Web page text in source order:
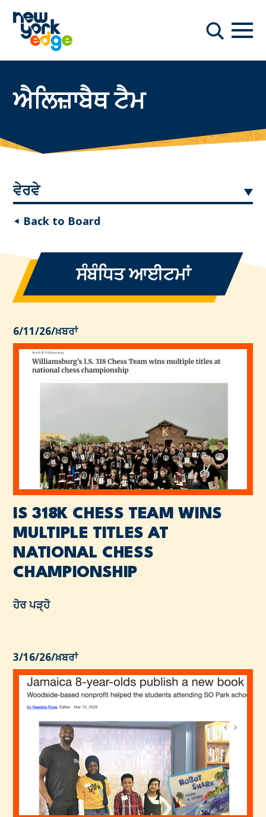
ਖੋਜ
ਐਲਿਜ਼ਾਬੈਥ ਟੈਮ
ਵੇਰਵੇ
◂ Back to Board
ਸੰਬੰਧਿਤ ਆਈਟਮਾਂ
6/11/26/ਖ਼ਬਰਾਂ
IS 318K CHESS TEAM WINS
MULTIPLE TITLES AT
NATIONAL CHESS
CHAMPIONSHIP
ਹੋਰ ਪੜ੍ਹੋ
3/16/26/ਖ਼ਬਰਾਂ